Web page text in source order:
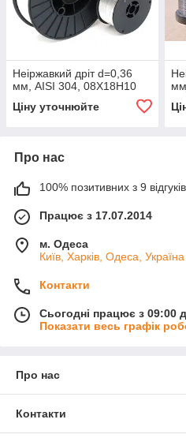
Неіржавкий дріт d=0,36
мм, AISI 304, 08Х18Н10
Ціну уточнюйте
Про нас
100% позитивних з 9
Працює з 17.07.2014
м. Одеса
Київ, Харків, Одеса, Україна
Контакти
Сьогодні працює з 09:00
Показати весь графік
Про нас
Контакти